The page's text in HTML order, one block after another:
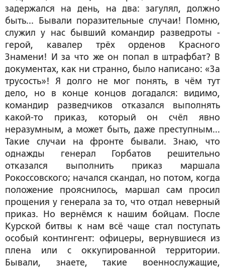
задержался на день, на два: загулял, должно
быть... Бывали поразительные случаи! Помню,
служил у нас бывший командир разведроты -
герой, кавалер трёх орденов Красного
Знамени! И за что же он попал в штрафбат? В
документах, как ни странно, было написано: «За
трусость»! Я долго не мог понять, в чём тут
дело, но в конце концов догадался: видимо,
командир разведчиков отказался выполнять
какой-то приказ, который он счёл явно
неразумным, а может быть, даже преступным...
Такие случаи на фронте бывали. Знаю, что
однажды генерал Горбатов решительно
отказался выполнить приказ маршала
Рокоссовского; начался скандал, но потом, когда
положение прояснилось, маршал сам просил
прощения у генерала за то, что отдал неверный
приказ. Но вернёмся к нашим бойцам. После
Курской битвы к нам всё чаще стал поступать
особый контингент: офицеры, вернувшиеся из
плена или с оккупированной территории.
Бывали, знаете, такие военнослужащие,